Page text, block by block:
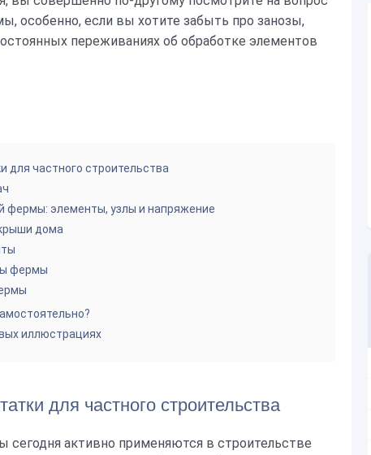
особенно, если вы хотите забыть про занозы,
переживаниях об обработке элементов
для частного строительства
фермы: элементы, узлы и напряжение
дома
фермы
иллюстрациях
для частного строительства
активно применяются в строительстве